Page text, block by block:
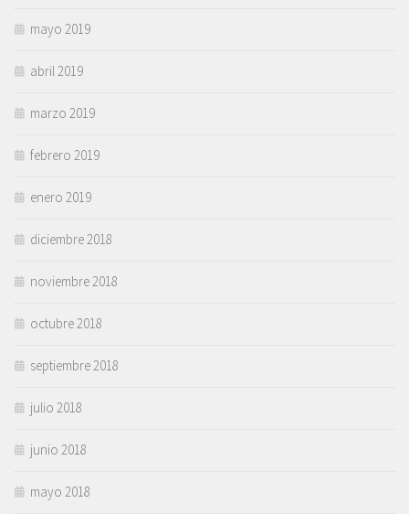
mayo 2019
abril 2019
marzo 2019
febrero 2019
enero 2019
diciembre 2018
noviembre 2018
octubre 2018
septiembre 2018
julio 2018
junio 2018
mayo 2018